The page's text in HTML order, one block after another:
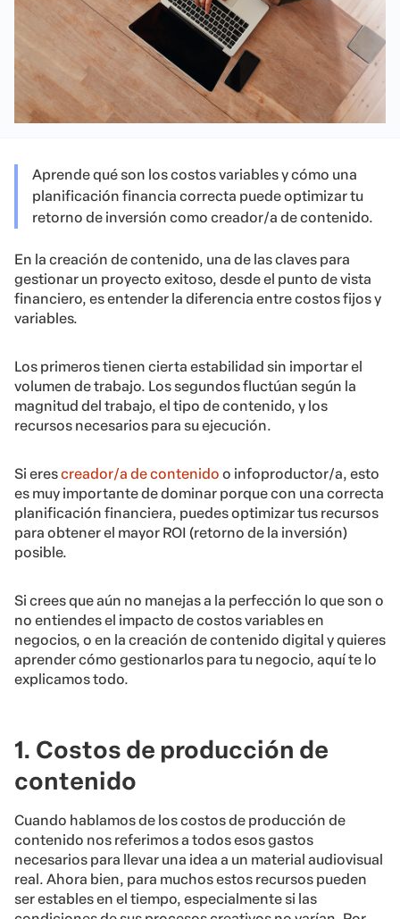
Aprende qué son los costos variables y cómo una
planificación financia correcta puede optimizar tu
retorno de inversión como creador/a de contenido.
En la creación de contenido, una de las claves para
gestionar un proyecto exitoso, desde el punto de vista
financiero, es entender la diferencia entre costos fijos y
variables.
Los primeros tienen cierta estabilidad sin importar el
volumen de trabajo. Los segundos fluctúan según la
magnitud del trabajo, el tipo de contenido, y los
recursos necesarios para su ejecución.
Si erescreador/a de contenido o infoproductor/a, esto
es muy importante de dominar porque con una correcta
planificación financiera, puedes optimizar tus recursos
para obtener el mayor ROI (retorno de la inversión)
posible.
Si crees que aún no manejas a la perfección lo que son o
no entiendes el impacto de costos variables en
negocios, o en la creación de contenido digital y quieres
aprender cómo gestionarlos para tu negocio, aquí te lo
explicamos todo.
1. Costos de producción de
contenido
Cuando hablamos de los costos de producción de
contenido nos referimos a todos esos gastos
necesarios para llevar una idea a un material audiovisual
real. Ahora bien, para muchos estos recursos pueden
ser estables en el tiempo, especialmente si las